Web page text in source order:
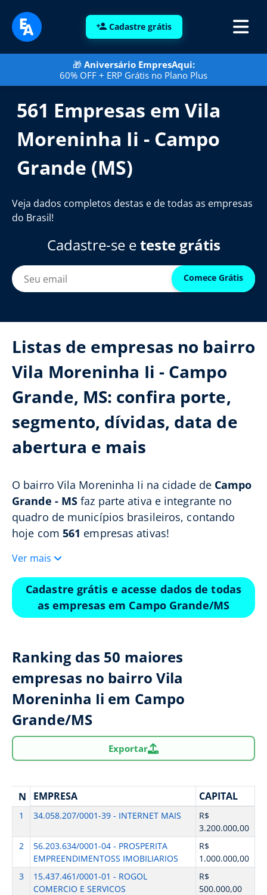
Cadastre grátis
🎁 Aniversário EmpresAqui:
60% OFF + ERP Grátis no Plano Plus
561 Empresas em Vila
Moreninha Ii - Campo
Grande (MS)
Veja dados completos destas e de todas as empresas
do Brasil!
Cadastre-se eteste grátis
Comece Grátis
Listas de empresas no bairro
Vila Moreninha Ii - Campo
Grande, MS: confira porte,
segmento, dívidas, data de
abertura e mais
O bairro Vila Moreninha Ii na cidade de Campo
Grande - MS faz parte ativa e integrante no
quadro de municípios brasileiros, contando
hoje com 561 empresas ativas!
Ver mais
Cadastre grátis e acesse dados de todas
as empresas em Campo Grande/MS
Ranking das 50 maiores
empresas no bairro Vila
Moreninha Ii em Campo
Grande/MS
Exportar
N EMPRESA CAPITAL
1 34.058.207/0001-39 - INTERNET MAIS
R$
3.200.000,00
2
56.203.634/0001-04 - PROSPERITA
EMPREENDIMENTOSS IMOBILIARIOS
R$
1.000.000,00
3
15.437.461/0001-01 - ROGOL
COMERCIO E SERVICOS
R$
500.000,00